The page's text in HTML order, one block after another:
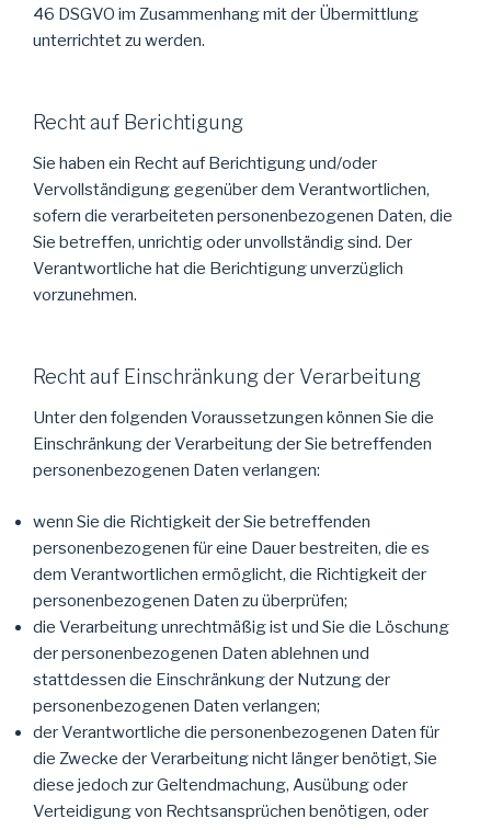
46 DSGVO im Zusammenhang mit der Übermittlung
unterrichtet zu werden.
Recht auf Berichtigung
Sie haben ein Recht auf Berichtigung und/oder
Vervollständigung gegenüber dem Verantwortlichen,
sofern die verarbeiteten personenbezogenen Daten, die
Sie betreffen, unrichtig oder unvollständig sind. Der
Verantwortliche hat die Berichtigung unverzüglich
vorzunehmen.
Recht auf Einschränkung der Verarbeitung
Unter den folgenden Voraussetzungen können Sie die
Einschränkung der Verarbeitung der Sie betreffenden
personenbezogenen Daten verlangen:
wenn Sie die Richtigkeit der Sie betreffenden
personenbezogenen für eine Dauer bestreiten, die es
dem Verantwortlichen ermöglicht, die Richtigkeit der
personenbezogenen Daten zu überprüfen;
die Verarbeitung unrechtmäßig ist und Sie die Löschung
der personenbezogenen Daten ablehnen und
stattdessen die Einschränkung der Nutzung der
personenbezogenen Daten verlangen;
der Verantwortliche die personenbezogenen Daten für
die Zwecke der Verarbeitung nicht länger benötigt, Sie
diese jedoch zur Geltendmachung, Ausübung oder
Verteidigung von Rechtsansprüchen benötigen, oder